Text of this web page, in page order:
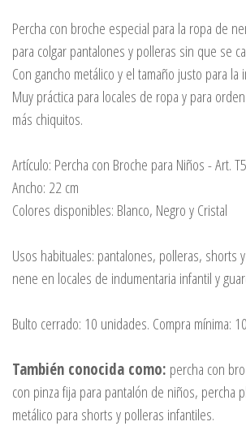
Percha con broche especial para la ropa de
para colgar pantalones y polleras sin que se
Con gancho metálico y el tamaño justo para la
Muy práctica para locales de ropa y para
más chiquitos.
Artículo: Percha con Broche para Niños - Art.
Ancho: 22 cm
Colores disponibles: Blanco, Negro y Cristal
Usos habituales: pantalones, polleras, shorts
nene en locales de indumentaria infantil y
Bulto cerrado: 10 unidades. Compra mínima:
También conocida como: percha con
con pinza fija para pantalón de niños, percha
metálico para shorts y polleras infantiles.